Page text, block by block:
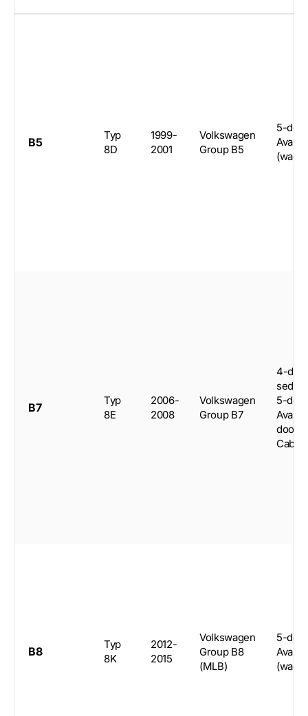
B5
Typ
8D
1999-
2001
Volkswagen
Group B5
5-
Avant
B7
Typ
8E
2006-
2008
Volkswagen
Group B7
4-
sedan,
5-
door
B8
Typ
8K
2012-
2015
Volkswagen
Group B8
(MLB)
5-
Avant